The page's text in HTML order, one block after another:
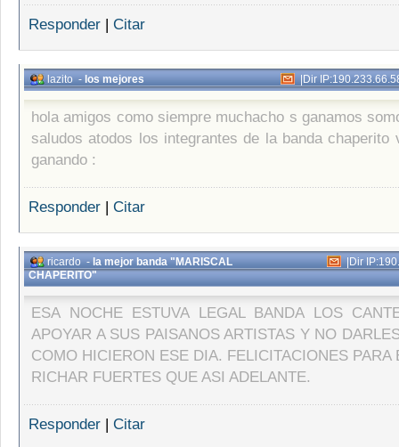
Responder | Citar
lazito-los mejores |Dir
hola amigos como siempre muchacho s ganamos
saludos atodos los integrantes de la banda chaperito
ganando :
Responder | Citar
ricardo-la mejor banda "MARISCAL
CHAPERITO"
|Dir
ESA NOCHE ESTUVA LEGAL BANDA LOS
APOYAR A SUS PAISANOS ARTISTAS Y NO
COMO HICIERON ESE DIA. FELICITACIONES PARA
RICHAR FUERTES QUE ASI ADELANTE.
Responder | Citar